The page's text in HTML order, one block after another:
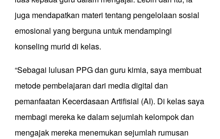
juga mendapatkan materi tentang pengelolaan sosial
emosional yang berguna untuk mendampingi
konseling murid di kelas.
“Sebagai lulusan PPG dan guru kimia, saya membuat
metode pembelajaran dari media digital dan
pemanfaatan Kecerdasaan Artifisial (AI). Di kelas saya
membagi mereka ke dalam sejumlah kelompok dan
mengajak mereka menemukan sejumlah rumusan